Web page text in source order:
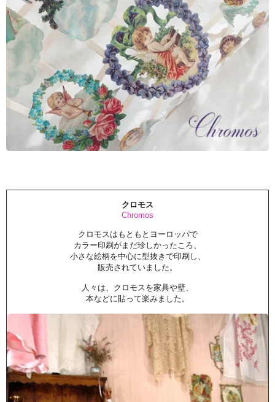
クロモス
Chromos
クロモスはもともとヨーロッパで
カラー印刷がまだ珍しかったころ、
小さな絵柄を中心に型抜きで印刷し、
販売されていました。
人々は、クロモスを家具や壁、
本などに貼って楽みました。